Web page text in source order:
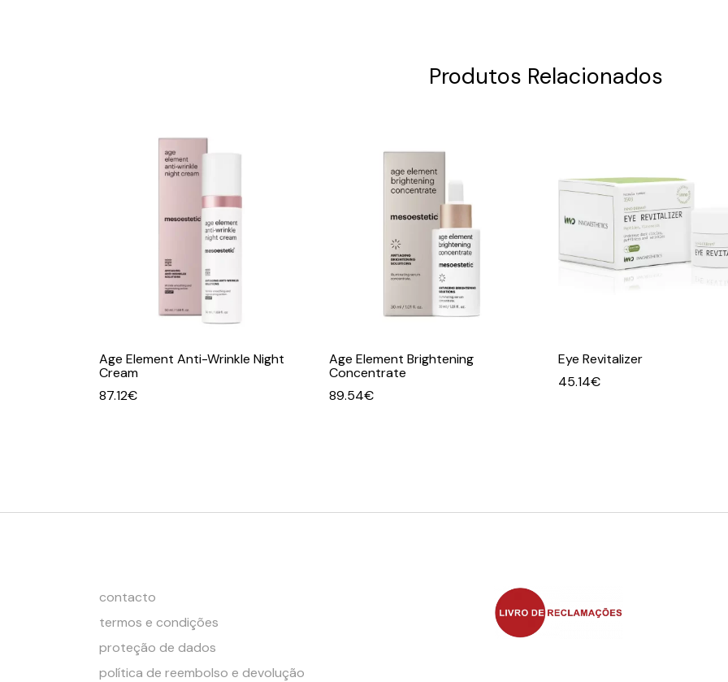
Produtos Relacionados
Age Element Anti-Wrinkle Night
Cream
87.12€
Age Element Brightening
Concentrate
89.54€
Eye Revitalizer
45.14€
contacto
termos e condições
proteção de dados
política de reembolso e devolução